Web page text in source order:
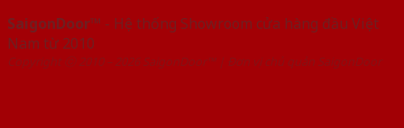
SaigonDoor™ - Hệ thống Showroom cửa hàng đầu Việt
Nam từ 2010
Copyright ⓒ 2010 – 2026 SaigonDoor™ | Đơn vị chủ quản SaigonDoor